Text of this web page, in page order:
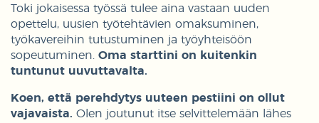
Toki jokaisessa työssä tulee aina vastaan uuden
opettelu, uusien työtehtävien omaksuminen,
työkavereihin tutustuminen ja työyhteisöön
sopeutuminen. Oma starttini on kuitenkin
tuntunut uuvuttavalta.
Koen, että perehdytys uuteen pestiini on ollut
vajavaista. Olen joutunut itse selvittelemään lähes